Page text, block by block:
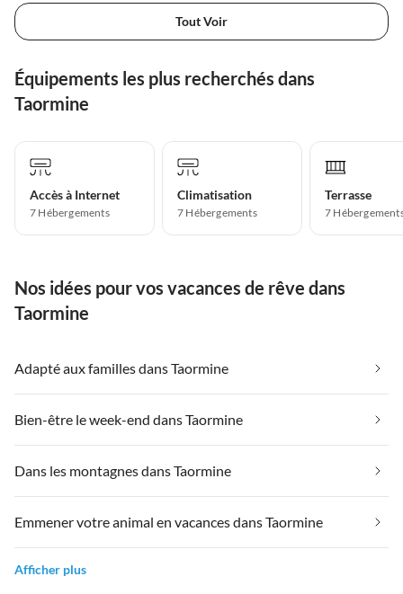
Tout Voir
Équipements les plus recherchés dans
Taormine
Accès à Internet
7 Hébergements
Climatisation
7 Hébergements
Terrasse
7
Nos idées pour vos vacances de rêve dans
Taormine
Adapté aux familles dans Taormine
Bien-être le week-end dans Taormine
Dans les montagnes dans Taormine
Emmener votre animal en vacances dans Taormine
Afficher plus